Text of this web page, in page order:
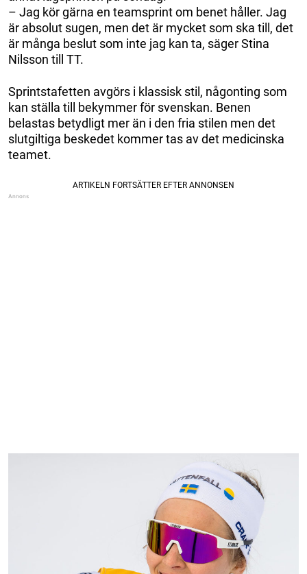
– Jag kör gärna en teamsprint om benet håller. Jag
är absolut sugen, men det är mycket som ska till, det
är många beslut som inte jag kan ta, säger Stina
Nilsson till TT.
Sprintstafetten avgörs i klassisk stil, någonting som
kan ställa till bekymmer för svenskan. Benen
belastas betydligt mer än i den fria stilen men det
slutgiltiga beskedet kommer tas av det medicinska
teamet.